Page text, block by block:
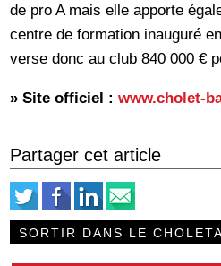
de pro A mais elle apporte
centre de formation inauguré
verse donc au club 840 000 €
» Site officiel :www.cholet-
Partager cet article
SORTIR DANS LE